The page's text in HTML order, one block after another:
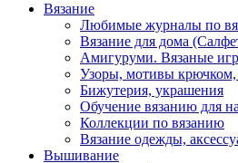
Вязание
Любимые журналы по
Вязание для дома
Амигуруми. Вязаные
Узоры, мотивы крючком,
Бижутерия, украшения
Обучение вязанию для
Коллекции по вязанию
Вязание одежды,
Вышивание